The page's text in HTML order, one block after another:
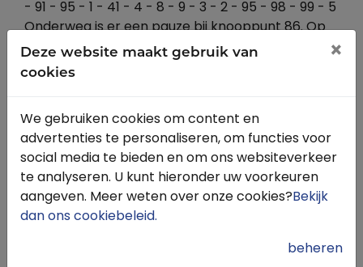
- 91 - 95 - 1 - 41 - 4 - 8 - 9 - 3 - 2 - 95 - 98 - 99 - 5
Onderweg is er een pauze bij knooppunt 86. Op
de gehele Veluwe is vanaf 2025 een vrijwillig
vignet nodig. Deze kun je bestellen via
Deze website maakt gebruik van
cookies
×
We gebruiken cookies om content en
advertenties te personaliseren, om functies voor
social media te bieden en om ons websiteverkeer
te analyseren. U kunt hieronder uw voorkeuren
aangeven. Meer weten over onze cookies? Bekijk
dan ons cookiebeleid.
beheren